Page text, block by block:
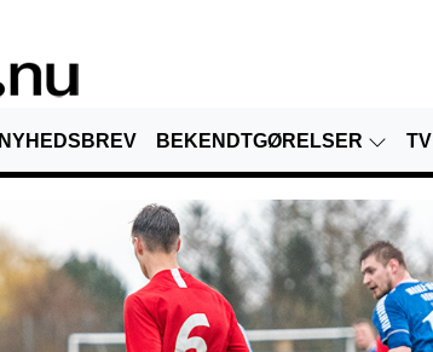
NYHEDSBREV BEKENDTGØRELSER TV